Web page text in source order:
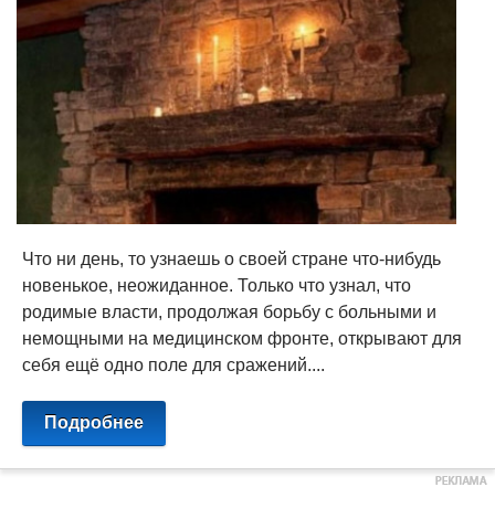
Что ни день, то узнаешь о своей стране что-нибудь
новенькое, неожиданное. Только что узнал, что
родимые власти, продолжая борьбу с больными и
немощными на медицинском фронте, открывают для
себя ещё одно поле для сражений....
Подробнее